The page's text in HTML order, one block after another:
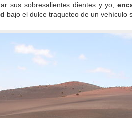
sus sobresalientes dientes y yo,
bajo el dulce traqueteo de un vehículo